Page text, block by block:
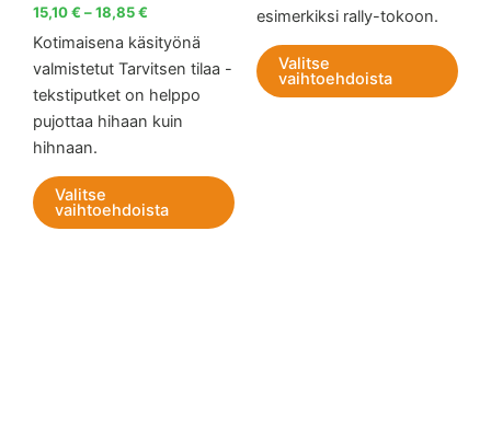
15,10€ –18,85€
Kotimaisena käsityönä
valmistetut Tarvitsen tilaa -
tekstiputket on helppo
pujottaa hihaan kuin
hihnaan.
Valitse
vaihtoehdoista
Voit
tehdä
valinnat
tuotteen
esimerkiksi rally-tokoon.
Valitse
vaihtoehdoista